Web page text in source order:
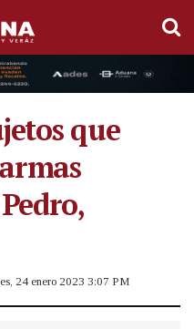
que
24 enero 2023 3:07 PM